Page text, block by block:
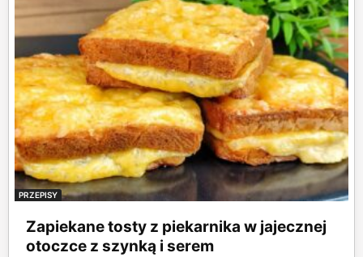
PRZEPISY
Zapiekane tosty z piekarnika w jajecznej
otoczce z szynką i serem